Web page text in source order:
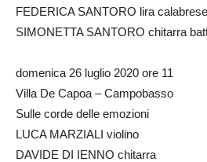
FEDERICA SANTORO lira
SIMONETTA SANTORO chitarra
domenica 26 luglio 2020 ore 11
Villa De Capoa – Campobasso
Sulle corde delle emozioni
LUCA MARZIALI violino
DAVIDE DI IENNO chitarra